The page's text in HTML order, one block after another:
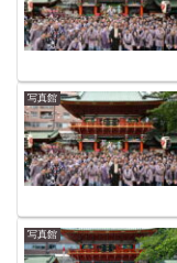
写真館
写真館